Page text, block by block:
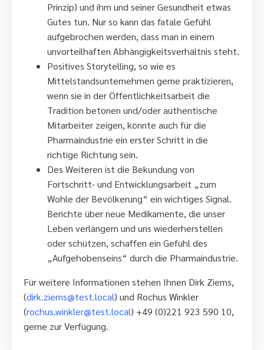
Prinzip) und ihm und seiner Gesundheit etwas
Gutes tun. Nur so kann das fatale Gefühl
aufgebrochen werden, dass man in einem
unvorteilhaften Abhängigkeitsverhältnis steht.
Positives Storytelling, so wie es
Mittelstandsunternehmen gerne praktizieren,
wenn sie in der Öffentlichkeitsarbeit die
Tradition betonen und/oder authentische
Mitarbeiter zeigen, könnte auch für die
Pharmaindustrie ein erster Schritt in die
richtige Richtung sein.
Des Weiteren ist die Bekundung von
Fortschritt- und Entwicklungsarbeit „zum
Wohle der Bevölkerung“ ein wichtiges Signal.
Berichte über neue Medikamente, die unser
Leben verlängern und uns wiederherstellen
oder schützen, schaffen ein Gefühl des
„Aufgehobenseins“ durch die Pharmaindustrie.
Für weitere Informationen stehen Ihnen Dirk Ziems,
(dirk.ziems@test.local) und Rochus Winkler
(rochus.winkler@test.local) +49 (0)221 923 590 10,
gerne zur Verfügung.